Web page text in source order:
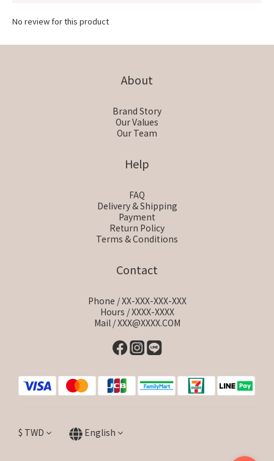
No review for this product
About
Brand Story
Our Values
Our Team
Help
FAQ
Delivery & Shipping
Payment
Return Policy
Terms & Conditions
Contact
Phone / XX-XXX-XXX-XXX
Hours / XXXX-XXXX
Mail / XXX@XXXX.COM
$ TWD English